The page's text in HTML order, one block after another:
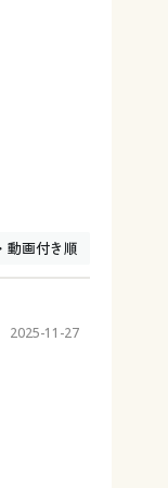
動画付き順
2025-11-27